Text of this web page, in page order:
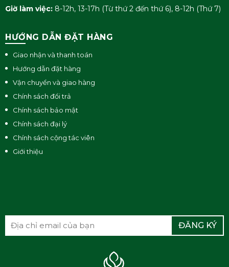
Giờ làm việc: 8-12h, 13-17h (Từ thứ 2 đến thứ 6), 8-12h (Thứ 7)
HƯỚNG DẪN ĐẶT HÀNG
Giao nhận và thanh toán
Hướng dẫn đặt hàng
Vận chuyển và giao hàng
Chính sách đổi trả
Chính sách bảo mật
Chính sách đại lý
Chính sách cộng tác viên
Giới thiệu
ĐĂNG KÝ